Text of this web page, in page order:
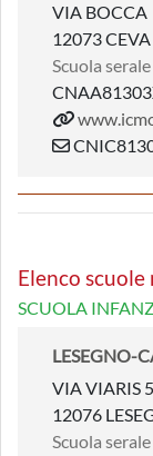
VIA BOCCA
12073
Scuola serale
Elenco scuole
SCUOLA
LESEGNO-
VIA VIARIS 5
12076
Scuola serale